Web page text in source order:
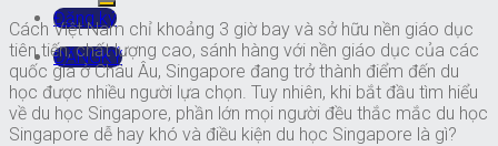
Đăng ký
ĐĂNGKÝ
Cách Việt Nam chỉ khoảng 3 giờ bay và sở hữu nền giáo dục
tiên tiến, chất lượng cao, sánh hàng với nền giáo dục của các
quốc gia ở Châu Âu, Singapore đang trở thành điểm đến du
học được nhiều người lựa chọn. Tuy nhiên, khi bắt đầu tìm hiểu
về du học Singapore, phần lớn mọi người đều thắc mắc du học
Singapore dễ hay khó và điều kiện du học Singapore là gì?